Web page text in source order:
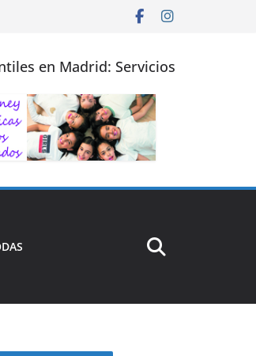
en Madrid: Servicios